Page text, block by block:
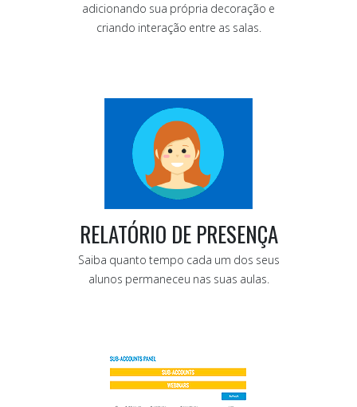
adicionando sua própria decoração e
criando interação entre as salas.
RELATÓRIO DE PRESENÇA
Saiba quanto tempo cada um dos seus
alunos permaneceu nas suas aulas.